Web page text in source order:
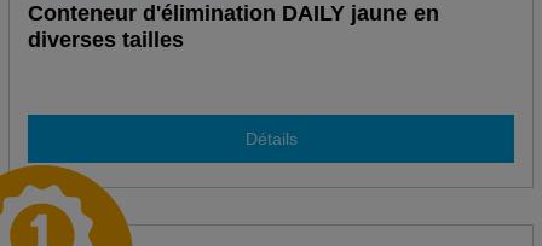
Conteneur d'élimination DAILY jaune en
diverses tailles
Détails